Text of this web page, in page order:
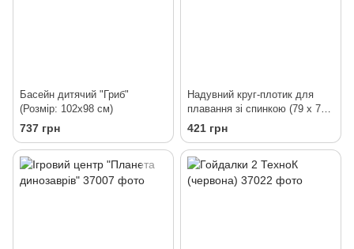
Басейн дитячий "Гриб"
(Розмір: 102х98 см)
737 грн
Надувний круг-плотик для
плавання зі спинкою (79 х 79
см)
421 грн